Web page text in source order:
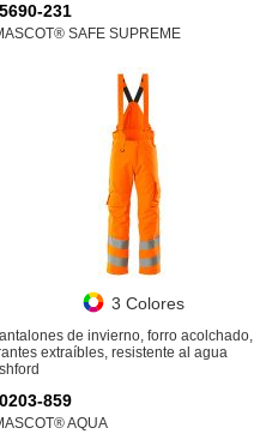
231
SAFE SUPREME
3 Colores
de invierno, forro acolchado,
extraíbles, resistente al agua
859
AQUA